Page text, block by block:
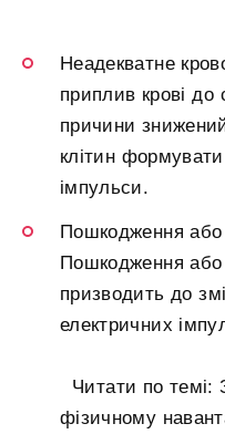
Неадекватне
приплив крові до
причини
клітин
імпульси.
Пошкодження або
Пошкодження або
призводить до
Читати по темі:
фізичному